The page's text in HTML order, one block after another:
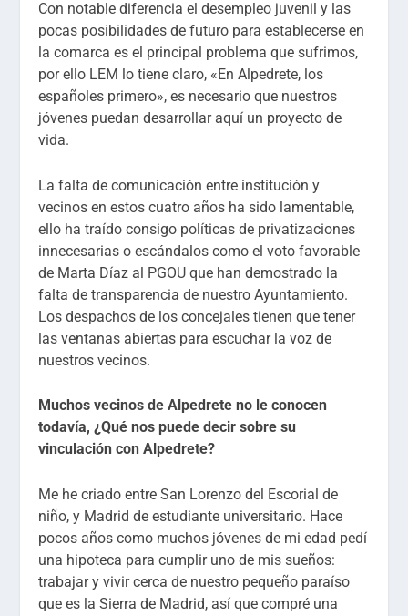
Con notable diferencia el desempleo juvenil y las
pocas posibilidades de futuro para establecerse en
la comarca es el principal problema que sufrimos,
por ello LEM lo tiene claro, «En Alpedrete, los
españoles primero», es necesario que nuestros
jóvenes puedan desarrollar aquí un proyecto de
vida.
La falta de comunicación entre institución y
vecinos en estos cuatro años ha sido lamentable,
ello ha traído consigo políticas de privatizaciones
innecesarias o escándalos como el voto favorable
de Marta Díaz al PGOU que han demostrado la
falta de transparencia de nuestro Ayuntamiento.
Los despachos de los concejales tienen que tener
las ventanas abiertas para escuchar la voz de
nuestros vecinos.
Muchos vecinos de Alpedrete no le conocen
todavía, ¿Qué nos puede decir sobre su
vinculación con Alpedrete?
Me he criado entre San Lorenzo del Escorial de
niño, y Madrid de estudiante universitario. Hace
pocos años como muchos jóvenes de mi edad pedí
una hipoteca para cumplir uno de mis sueños:
trabajar y vivir cerca de nuestro pequeño paraíso
que es la Sierra de Madrid, así que compré una